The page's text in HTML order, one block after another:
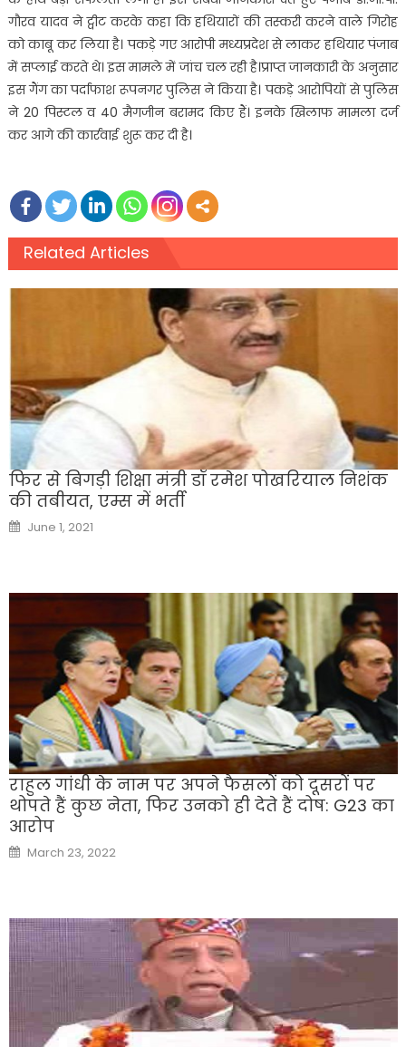
गौरव यादव ने ट्वीट करके कहा कि हथियारों की तस्करी करने वाले गिरोह
को काबू कर लिया है। पकड़े गए आरोपी मध्यप्रदेश से लाकर हथियार पंजाब
में सप्लाई करते थे। इस मामले में जांच चल रही है।प्राप्त जानकारी के अनुसार
इस गैंग का पर्दाफाश रूपनगर पुलिस ने किया है। पकड़े आरोपियों से पुलिस
ने 20 पिस्टल व 40 मैगजीन बरामद किए हैं। इनके खिलाफ मामला दर्ज
कर आगे की कार्रवाई शुरू कर दी है।
Related Articles
फिर से बिगड़ी शिक्षा मंत्री डॉ रमेश पोखरियाल निशंक
की तबीयत, एम्स में भर्ती
Posted
on
June 1, 2021
राहुल गांधी के नाम पर अपने फैसलों को दूसरों पर
थोपते हैं कुछ नेता, फिर उनको ही देते हैं दोष: G23 का
आरोप
Posted
on
March 23, 2022